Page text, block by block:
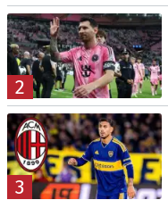
2
3